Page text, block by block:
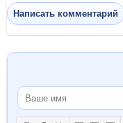
Написать комментарий